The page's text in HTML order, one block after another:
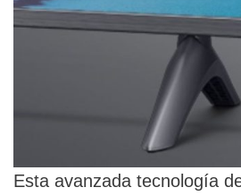
Esta avanzada tecnología